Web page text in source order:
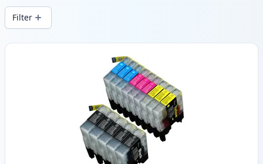
Druckqualität und schnellem Versand aus
lokalem Lager in .
Filter
Produkte